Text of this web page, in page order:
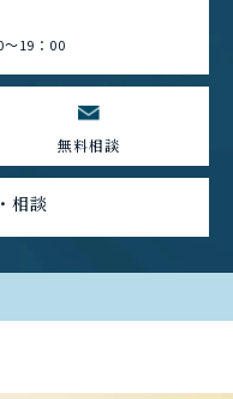
～19：00
無料相談
相談